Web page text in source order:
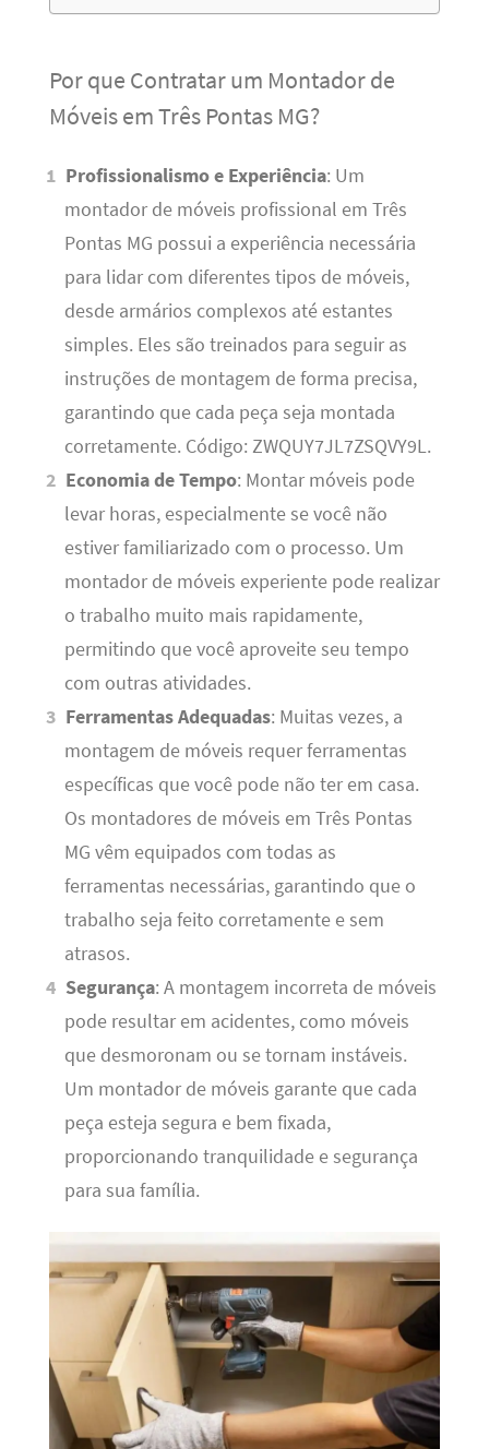
Por que Contratar um Montador de
Móveis em Três Pontas MG?
Profissionalismo e Experiência: Um
montador de móveis profissional em Três
Pontas MG possui a experiência necessária
para lidar com diferentes tipos de móveis,
desde armários complexos até estantes
simples. Eles são treinados para seguir as
instruções de montagem de forma precisa,
garantindo que cada peça seja montada
corretamente. Código: ZWQUY7JL7ZSQVY9L.
Economia de Tempo: Montar móveis pode
levar horas, especialmente se você não
estiver familiarizado com o processo. Um
montador de móveis experiente pode realizar
o trabalho muito mais rapidamente,
permitindo que você aproveite seu tempo
com outras atividades.
Ferramentas Adequadas: Muitas vezes, a
montagem de móveis requer ferramentas
específicas que você pode não ter em casa.
Os montadores de móveis em Três Pontas
MG vêm equipados com todas as
ferramentas necessárias, garantindo que o
trabalho seja feito corretamente e sem
atrasos.
Segurança: A montagem incorreta de móveis
pode resultar em acidentes, como móveis
que desmoronam ou se tornam instáveis.
Um montador de móveis garante que cada
peça esteja segura e bem fixada,
proporcionando tranquilidade e segurança
para sua família.